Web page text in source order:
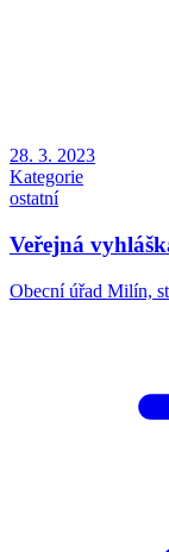
28. 3. 2023
Kategorie
ostatní
Veřejná
Obecní úřad Milín,